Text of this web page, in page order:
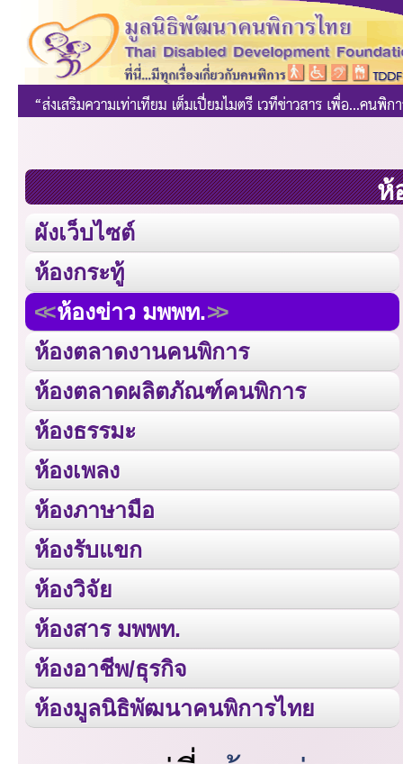
ห้
ผังเว็บไซต์
ห้องกระทู้
ห้องข่าว มพพท.
ห้องตลาดงานคนพิการ
ห้องตลาดผลิตภัณฑ์คนพิการ
ห้องธรรมะ
ห้องเพลง
ห้องภาษามือ
ห้องรับแขก
ห้องวิจัย
ห้องสาร มพพท.
ห้องอาชีพ/ธุรกิจ
ห้องมูลนิธิพัฒนาคนพิการไทย